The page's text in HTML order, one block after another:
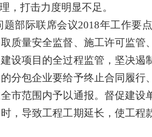
，打击力度明显不足。
部际联席会议2018年工作要
质量安全监督、施工许可监
设项目的全过程监管，坚决
分包企业要给予终止合同履行
市范围内予以通报。督促建设
，导致工程工期延长，使工